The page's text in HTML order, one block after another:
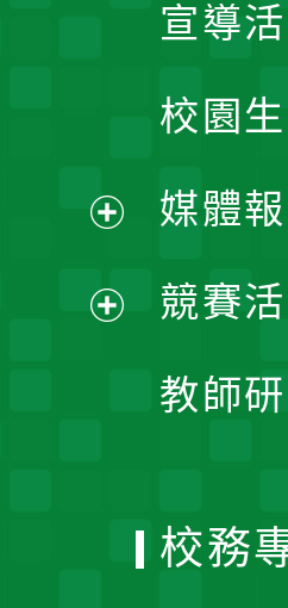
宣導
校園
媒體
競賽
教師
開
校務